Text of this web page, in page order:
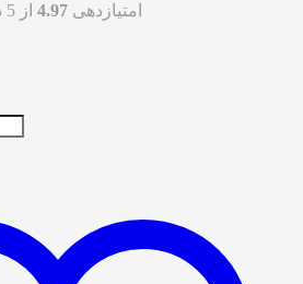
امتیازدهی 4.97 از 5 در